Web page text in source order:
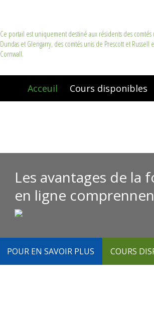
Ce portail est uniquement destiné aux résidents des
Dundas et Glengarry, des comtés unis de Prescott et Russell
Cornwall.
Acceuil Cours disponibles
Les avantages de la
en ligne
POUR EN SAVOIR PLUS COURS